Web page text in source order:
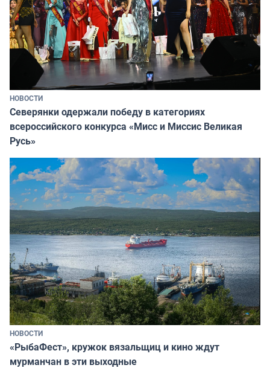
НОВОСТИ
Северянки одержали победу в категориях
всероссийского конкурса «Мисс и Миссис Великая
Русь»
НОВОСТИ
«РыбаФест», кружок вязальщиц и кино ждут
мурманчан в эти выходные